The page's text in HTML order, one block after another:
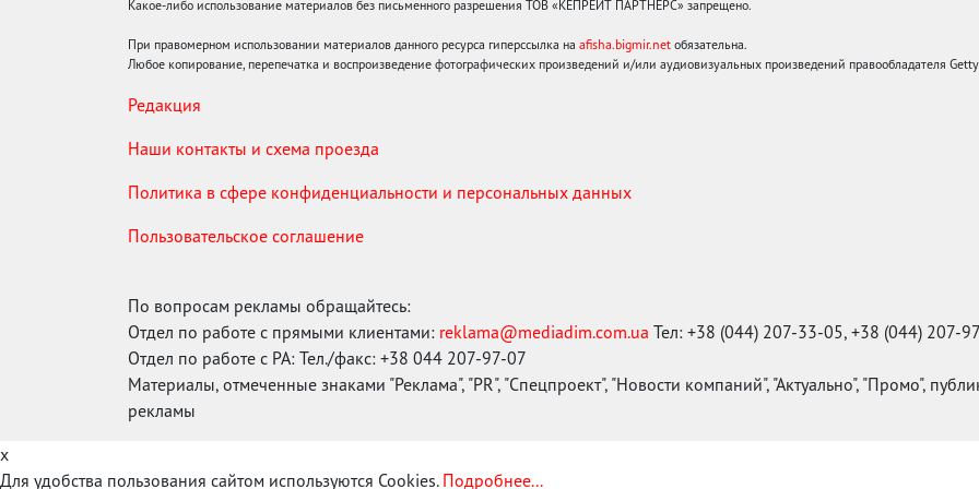
Какое-либо использование материалов без письменного разрешения ТОВ «КЕПРЕЙТ ПАРТНЕРС» запрещено.
При правомерном использовании материалов данного ресурса гиперссылка на afisha.bigmir.net обязательна.
Любое копирование, перепечатка и воспроизведение фотографических произведений и/или аудиовизуальных произведений правообладателя
Редакция
Наши контакты и схема проезда
Политика в сфере конфиденциальности и персональных данных
Пользовательское соглашение
По вопросам рекламы обращайтесь:
Отдел по работе с прямыми клиентами: reklama@mediadim.com.ua Тел: +38 (044) 207-33-05, +38 (044) 207-
Отдел по работе с РА: Тел./факс: +38 044 207-97-07
Материалы, отмеченные знаками "Реклама", "PR", "Спецпроект", "Новости компаний", "Актуально", "Промо",
рекламы
x
Для удобства пользования сайтом используются Cookies. Подробнее...